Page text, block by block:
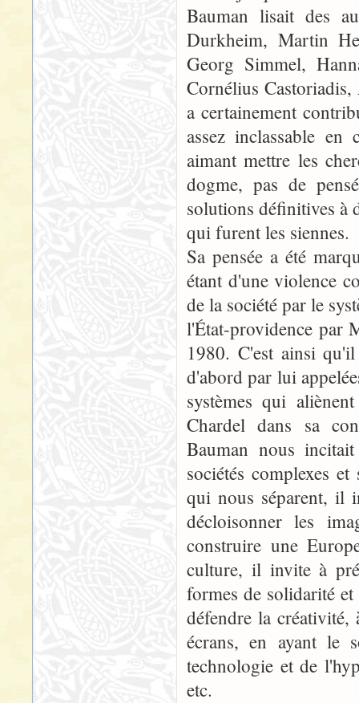
Bauman lisait des
Durkheim, Martin
Georg Simmel,
Cornélius
a certainement
assez inclassable
aimant mettre les
dogme, pas de
solutions définitives à
qui furent les siennes.
Sa pensée a été
étant d'une violence
de la société par le
l'État-providence par
1980. C'est ainsi
d'abord par lui
systèmes qui
Chardel dans sa
Bauman nous
sociétés complexes
qui nous séparent, il
décloisonner les
construire une
culture, il invite à
formes de solidarité
défendre la créativité,
écrans, en ayant le
technologie et de
etc.